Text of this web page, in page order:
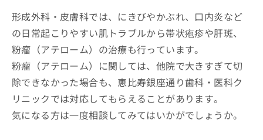
形成外科・皮膚科では、にきびやかぶれ、口内炎など
の日常起こりやすい肌トラブルから帯状疱疹や肝斑、
粉瘤（アテローム）の治療も行っています。
粉瘤（アテローム）に関しては、他院で大きすぎて切
除できなかった場合も、恵比寿銀座通り歯科・医科ク
リニックでは対応してもらえることがあります。
気になる方は一度相談してみてはいかがでしょうか。